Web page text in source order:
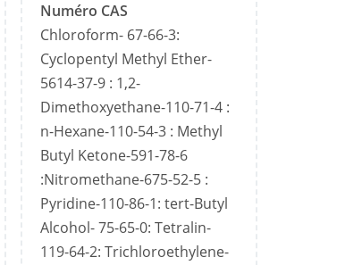
Numéro CAS
Chloroform- 67-66-3:
Cyclopentyl Methyl Ether-
5614-37-9 : 1,2-
Dimethoxyethane-110-71-4 :
n-Hexane-110-54-3 : Methyl
Butyl Ketone-591-78-6
:Nitromethane-675-52-5 :
Pyridine-110-86-1: tert-Butyl
Alcohol- 75-65-0: Tetralin-
119-64-2: Trichloroethylene-